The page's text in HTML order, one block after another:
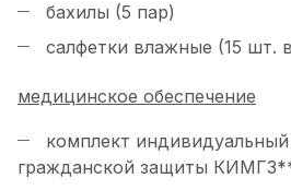
бахилы (5 пар)
салфетки влажные (15 шт.
медицинское обеспечение
комплект
гражданской защиты